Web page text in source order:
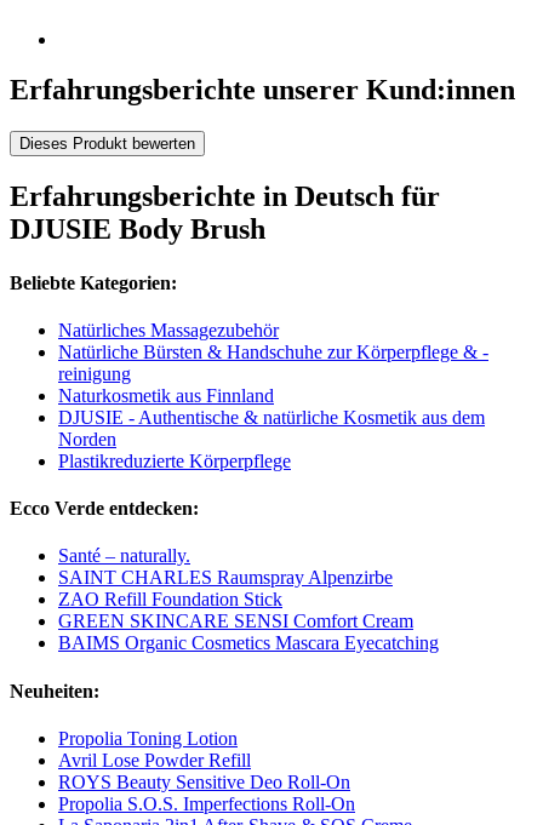
Erfahrungsberichte unserer Kund:innen
Dieses Produkt bewerten
Erfahrungsberichte in Deutsch für
DJUSIE Body Brush
Beliebte Kategorien:
Natürliches Massagezubehör
Natürliche Bürsten & Handschuhe zur Körperpflege & -
reinigung
Naturkosmetik aus Finnland
DJUSIE - Authentische & natürliche Kosmetik aus dem
Norden
Plastikreduzierte Körperpflege
Ecco Verde entdecken:
Santé – naturally.
SAINT CHARLES Raumspray Alpenzirbe
ZAO Refill Foundation Stick
GREEN SKINCARE SENSI Comfort Cream
BAIMS Organic Cosmetics Mascara Eyecatching
Neuheiten:
Propolia Toning Lotion
Avril Lose Powder Refill
ROYS Beauty Sensitive Deo Roll-On
Propolia S.O.S. Imperfections Roll-On